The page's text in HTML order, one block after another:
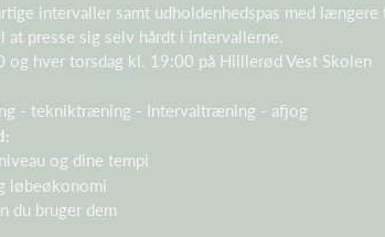
intervaller samt udholdenhedspas med
at presse sig selv hårdt i intervallerne.
og hver torsdag kl. 19:00 på Hilllerød Vest Skolen
- tekniktræning - Intervaltræning - afjog
og dine tempi
løbeøkonomi
du bruger dem